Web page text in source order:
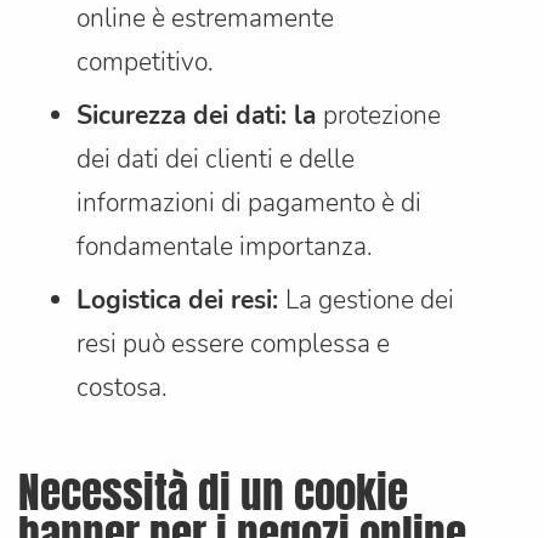
online è estremamente
competitivo.
Sicurezza dei dati: la protezione
dei dati dei clienti e delle
informazioni di pagamento è di
fondamentale importanza.
Logistica dei resi: La gestione dei
resi può essere complessa e
costosa.
Necessità di un cookie